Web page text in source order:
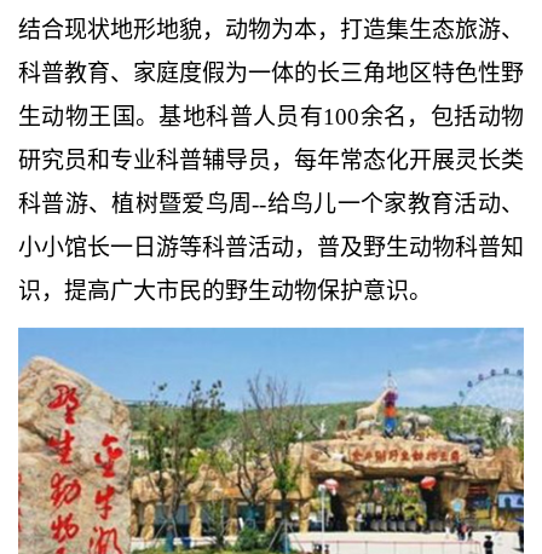
结合现状地形地貌，动物为本，打造集生态旅游、
科普教育、家庭度假为一体的长三角地区特色性野
生动物王国。基地科普人员有100余名，包括动物
研究员和专业科普辅导员，每年常态化开展灵长类
科普游、植树暨爱鸟周--给鸟儿一个家教育活动、
小小馆长一日游等科普活动，普及野生动物科普知
识，提高广大市民的野生动物保护意识。